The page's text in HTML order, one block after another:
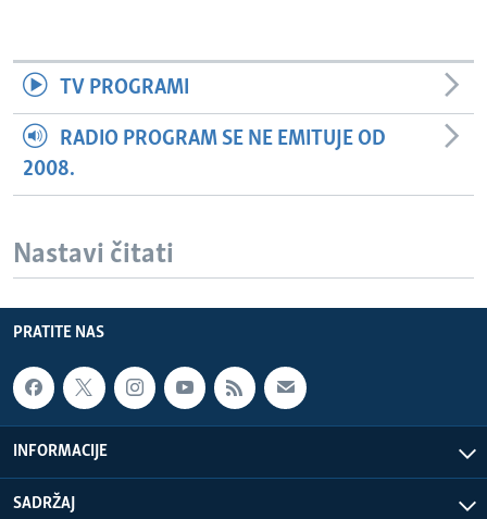
TV PROGRAMI
RADIO PROGRAM SE NE EMITUJE OD
2008.
Nastavi čitati
PRATITE NAS
INFORMACIJE
SADRŽAJ